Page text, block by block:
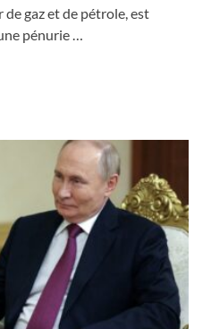
gaz et de pétrole, est
pénurie …